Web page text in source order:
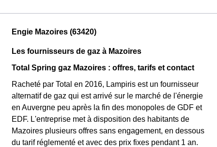
Engie Mazoires (63420)
Les fournisseurs de gaz à Mazoires
Total Spring gaz Mazoires : offres, tarifs et contact
Racheté par Total en 2016, Lampiris est un fournisseur
alternatif de gaz qui est arrivé sur le marché de l'énergie
en Auvergne peu après la fin des monopoles de GDF et
EDF. L'entreprise met à disposition des habitants de
Mazoires plusieurs offres sans engagement, en dessous
du tarif réglementé et avec des prix fixes pendant 1 an.